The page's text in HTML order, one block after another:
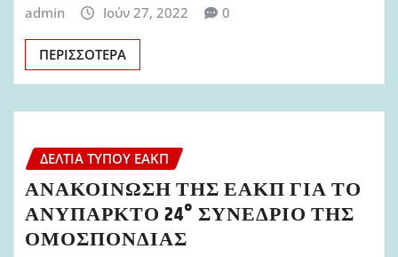
admin Ιούν 27, 2022 0
ΠΕΡΙΣΣΌΤΕΡΑ
ΔΕΛΤΊΑ ΤΎΠΟΥ ΕΑΚΠ
ΑΝΑΚΟΙΝΩΣΗ ΤΗΣ ΕΑΚΠ ΓΙΑ ΤΟ
ΑΝΥΠΑΡΚΤΟ 24° ΣΥΝΕΔΡΙΟ ΤΗΣ
ΟΜΟΣΠΟΝΔΙΑΣ